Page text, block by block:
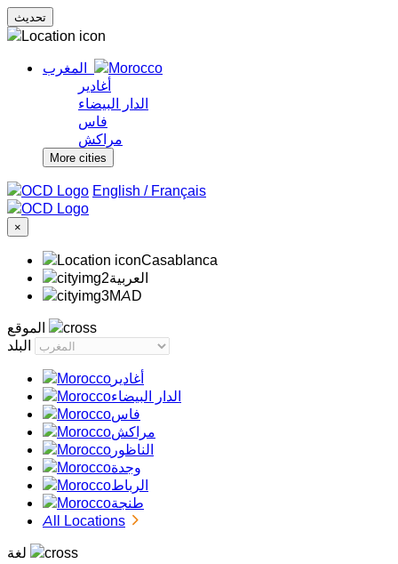
المغرب
أغادير
الدار البيضاء
فاس
مراكش
More cities
/ Français
×
Casablanca
‏العربية‏
MAD
أغادير
الدار البيضاء
فاس
مراكش
الناظور
وجدة
الرباط
طنجة
All Locations